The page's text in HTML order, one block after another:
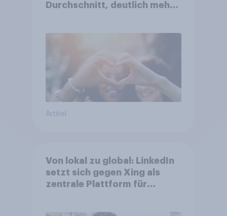
Durchschnitt, deutlich mehr
Artikel
Von lokal zu global: LinkedIn
setzt sich gegen Xing als
zentrale Plattform für